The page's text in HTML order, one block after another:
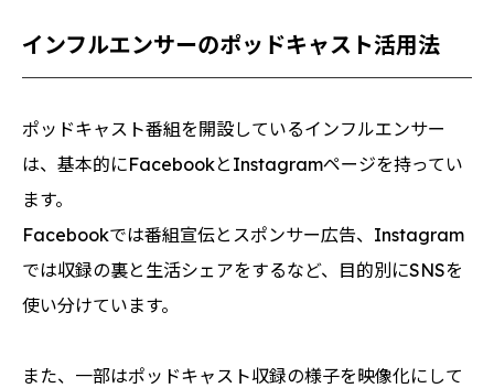
インフルエンサーのポッドキャスト活用法
ポッドキャスト番組を開設しているインフルエンサー
は、基本的にFacebookとInstagramページを持ってい
ます。
Facebookでは番組宣伝とスポンサー広告、Instagram
では収録の裏と生活シェアをするなど、目的別にSNSを
使い分けています。
また、一部はポッドキャスト収録の様子を映像化にして